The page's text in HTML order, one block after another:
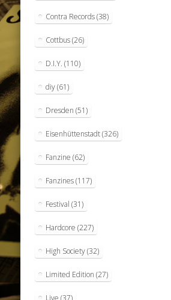
Contra Records(38)
Cottbus(26)
D.I.Y. (110)
diy(61)
Dresden (51)
Eisenhüttenstadt(326)
Fanzine (62)
Fanzines(117)
Festival (31)
Hardcore (227)
High Society(32)
Limited Edition (27)